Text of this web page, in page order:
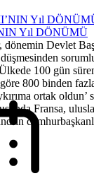
Yıl DÖNÜMÜ
Devlet
Ülkede 100 gün
800 binden fazla
ortak oldun’
Fransa,